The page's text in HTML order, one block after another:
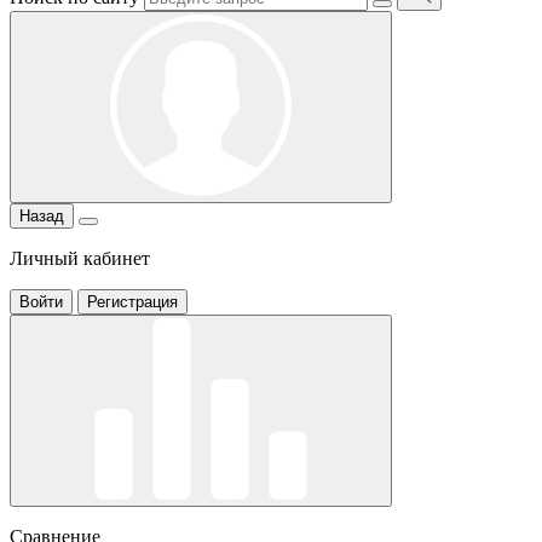
Назад
Личный кабинет
Войти Регистрация
Сравнение